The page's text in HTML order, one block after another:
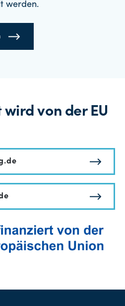
werden.
wird von der EU